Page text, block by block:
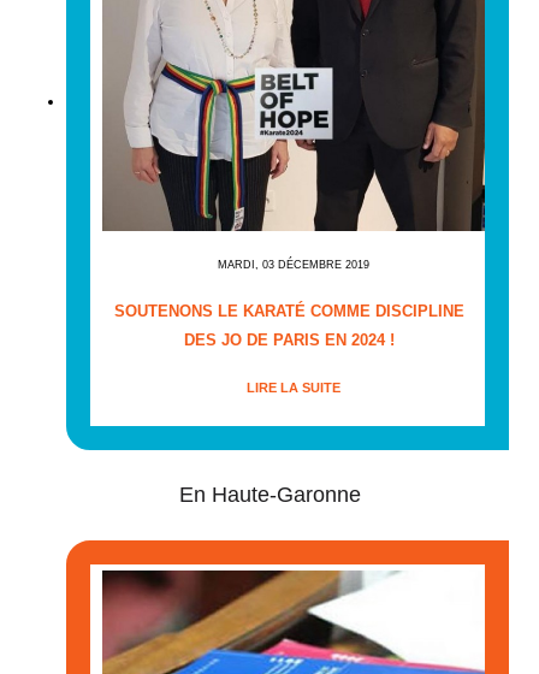
MARDI, 03 DÉCEMBRE 2019
SOUTENONS LE KARATÉ COMME DISCIPLINE
DES JO DE PARIS EN 2024 !
LIRE LA SUITE
En Haute-Garonne